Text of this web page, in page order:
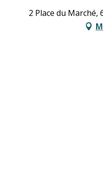
2 Place du Marché,